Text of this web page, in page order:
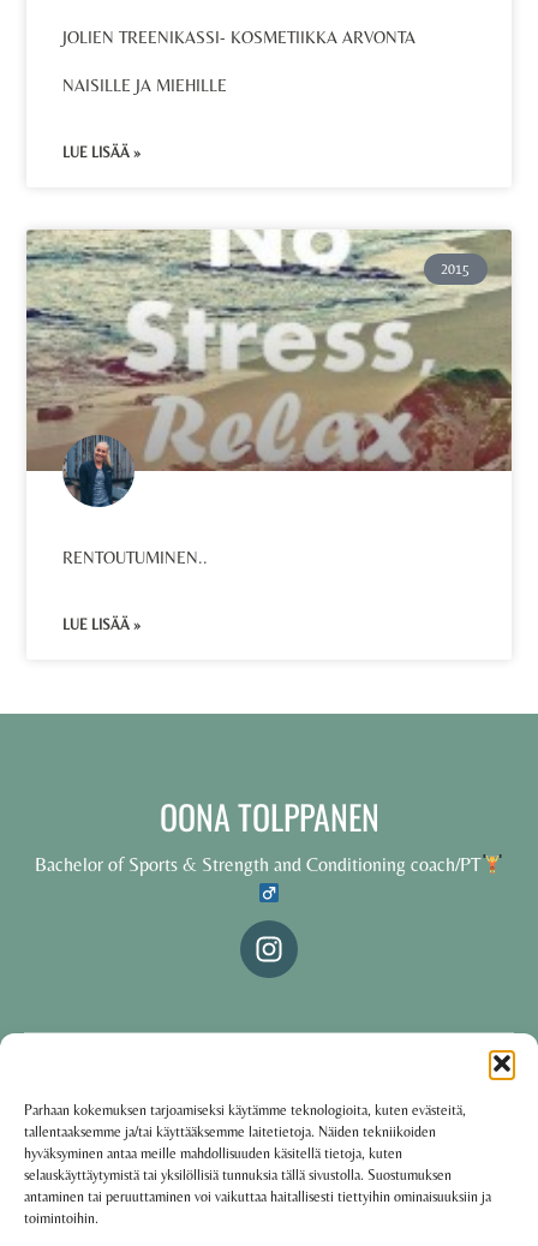
Parhaan kokemuksen tarjoamiseksi käytämme teknologioita, kuten evästeitä,
tallentaaksemme ja/tai käyttääksemme laitetietoja. Näiden tekniikoiden
hyväksyminen antaa meille mahdollisuuden käsitellä tietoja, kuten
selauskäyttäytymistä tai yksilöllisiä tunnuksia tällä sivustolla. Suostumuksen
antaminen tai peruuttaminen voi vaikuttaa haitallisesti tiettyihin ominaisuuksiin ja
toimintoihin.
JOLIEN TREENIKASSI- KOSMETIIKKA ARVONTA
NAISILLE JA MIEHILLE
LUE LISÄÄ »
2015
RENTOUTUMINEN..
LUE LISÄÄ »
OONA TOLPPANEN
Bachelor of Sports & Strength and Conditioning coach/PT
Käyttöehdot·Tietosuojakäytäntö